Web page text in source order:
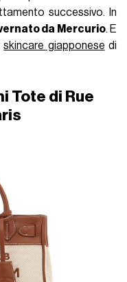
successivo. In
da Mercurio. E
skincare giapponese di
Tote di Rue